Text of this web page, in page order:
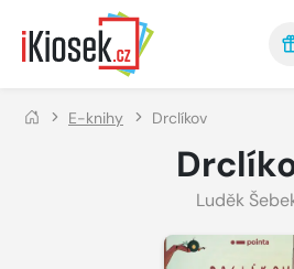
Přejít na hlavní obsah
E-knihy Drclíkov
Luděk